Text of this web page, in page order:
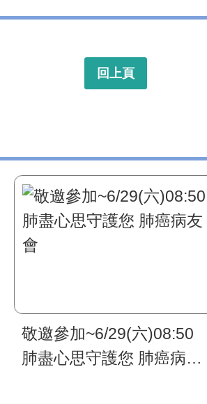
回上頁
敬邀參加~6/29(六)08:50
肺盡心思守護您 肺癌病友